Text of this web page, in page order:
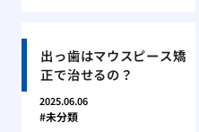
出っ歯はマウスピース矯
正で治せるの？
2025.06.06
未分類